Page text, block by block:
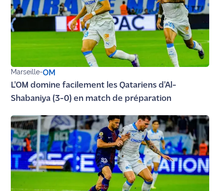
rouge
Maritima
de Jeff
C'est
mon
Les
Coachs
Maritima
Bon
plan
Marseille-OM
L'OM domine facilement les Qatariens d'Al-
Shabaniya (3-0) en match de préparation